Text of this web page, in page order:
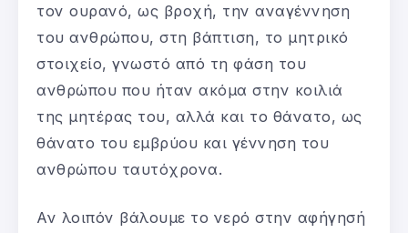
τον ουρανό, ως βροχή, την αναγέννηση
του ανθρώπου, στη βάπτιση, το μητρικό
στοιχείο, γνωστό από τη φάση του
ανθρώπου που ήταν ακόμα στην κοιλιά
της μητέρας του, αλλά και το θάνατο, ως
θάνατο του εμβρύου και γέννηση του
ανθρώπου ταυτόχρονα.
Αν λοιπόν βάλουμε το νερό στην αφήγησή